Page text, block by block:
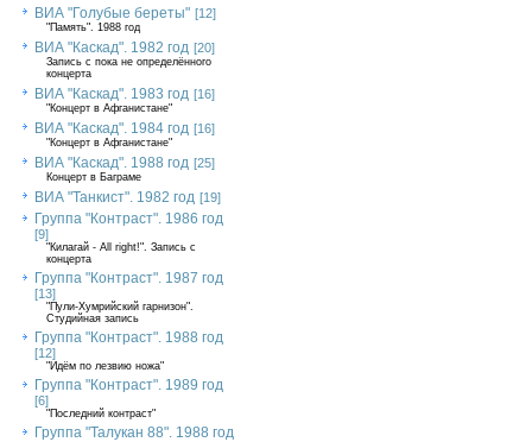
ВИА "Голубые береты" [12]
"Память". 1988 год
ВИА "Каскад". 1982 год [20]
Запись с пока не определённого
концерта
ВИА "Каскад". 1983 год [16]
"Концерт в Афганистане"
ВИА "Каскад". 1984 год [16]
"Концерт в Афганистане"
ВИА "Каскад". 1988 год [25]
Концерт в Баграме
ВИА "Танкист". 1982 год [19]
Группа "Контраст". 1986 год
[9]
"Килагай - All right!". Запись с
концерта
Группа "Контраст". 1987 год
[13]
"Пули-Хумрийский гарнизон".
Студийная запись
Группа "Контраст". 1988 год
[12]
"Идём по лезвию ножа"
Группа "Контраст". 1989 год
[6]
"Последний контраст"
Группа "Талукан 88". 1988 год